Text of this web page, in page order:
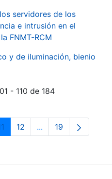
servidores de los
e intrusión en el
FNMT-RCM
y de iluminación, bienio
- 110 de 184
Use TAB para
PáginaPágina
12 ...PáginasPágina
19